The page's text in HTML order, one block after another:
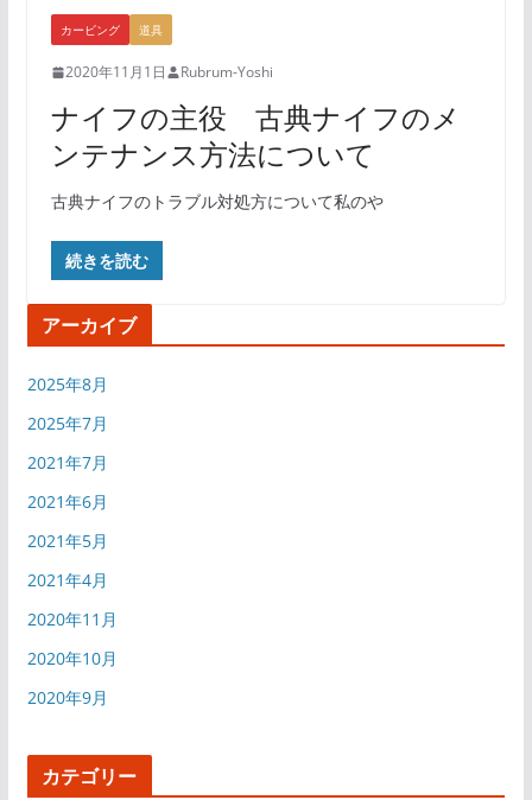
カービング 道具
2020年11月1日 Rubrum-Yoshi
ナイフの主役 古典ナイフのメ
ンテナンス方法について
古典ナイフのトラブル対処方について私のや
続きを読む
アーカイブ
2025年8月
2025年7月
2021年7月
2021年6月
2021年5月
2021年4月
2020年11月
2020年10月
2020年9月
カテゴリー